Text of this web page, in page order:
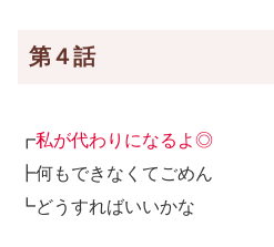
第４話
┏私が代わりになるよ◎
┣何もできなくてごめん
┗どうすればいいかな